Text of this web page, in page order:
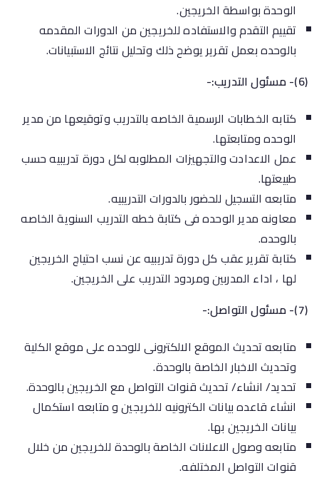
الوحدة بواسطة الخريجين.
تقييم التقدم والاستفاده للخريجين من الدورات المقدمه
بالوحده بعمل تقرير يوضح ذلك وتحليل نتائج الاستبيانات.
(6)- مسئول التدريب:-
كتابه الخطابات الرسمية الخاصه بالتدريب وتوقيعها من مدير
الوحده ومتابعتها.
عمل الاعدادت والتجهيزات المطلوبه لكل دورة تدريبيه حسب
طبيعتها.
متابعه التسجيل للحضور بالدورات التدريبيه.
معاونه مدير الوحده فى كتابة خطه التدريب السنوية الخاصه
بالوحده.
كتابة تقرير عقب كل دورة تدريبيه عن نسب احتياج الخريجين
لها ، اداء المدربين ومردود التدريب على الخريجين.
(7)- مسئول التواصل:-
متابعه تحديث الموقع الالكترونى للوحده على موقع الكلية
وتحديث الاخبار الخاصة بالوحدة.
تحديد/ انشاء/ تحديث قنوات التواصل مع الخريجين بالوحدة.
انشاء قاعده بيانات الكترونيه للخريجين و متابعه استكمال
بيانات الخريجين بها.
متابعه وصول الاعلانات الخاصة بالوحدة للخريجين من خلال
قنوات التواصل المختلفه.